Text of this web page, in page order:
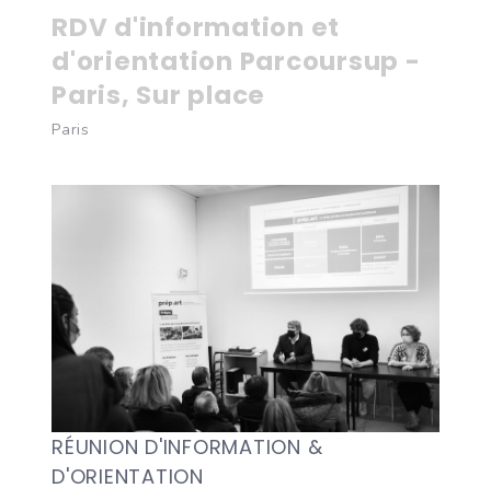
RDV d'information et
d'orientation Parcoursup -
Paris, Sur place
Paris
RÉUNION D'INFORMATION &
D'ORIENTATION